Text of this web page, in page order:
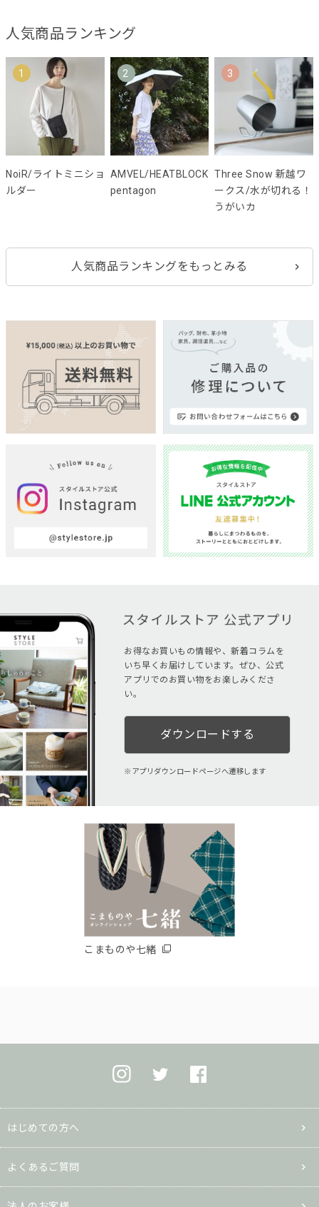
人気商品ランキング
1
NoiR/ライトミニショ
ルダー
2
AMVEL/HEATBLOCK
pentagon
3
Three Snow 新越ワ
ークス/水が切れる！
うがいカ
人気商品ランキングをもっとみる
お得なお買いもの情報や、新着コラムを
いち早くお届けしています。ぜひ、公式
アプリでのお買い物をお楽しみくださ
い。
ダウンロードする
アプリダウンロードページへ遷移します
こまものや七緒
はじめての方へ
よくあるご質問